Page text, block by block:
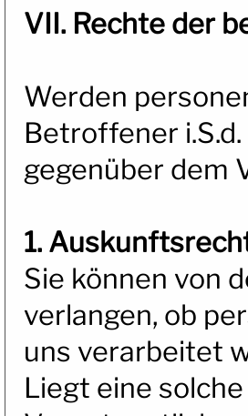
VII. Rechte der
Werden
Betroffener
gegenüber dem
1.
Sie können von
verlangen, ob
uns verarbeitet
Liegt eine